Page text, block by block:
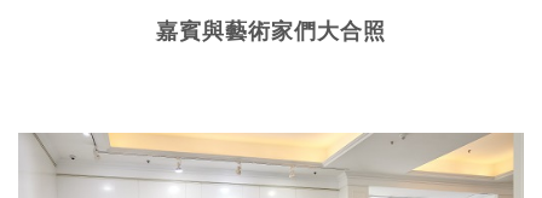
嘉賓與藝術家們大合照